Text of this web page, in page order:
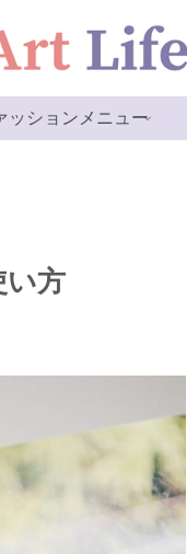
ッションメニュー
い方